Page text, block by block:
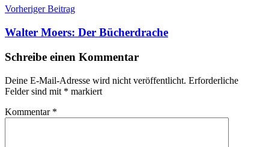
Beitragsnavigation
Vorheriger Beitrag
Walter Moers: Der Bücherdrache
Schreibe einen Kommentar
Deine E-Mail-Adresse wird nicht veröffentlicht. Erforderliche
Felder sind mit * markiert
Kommentar *